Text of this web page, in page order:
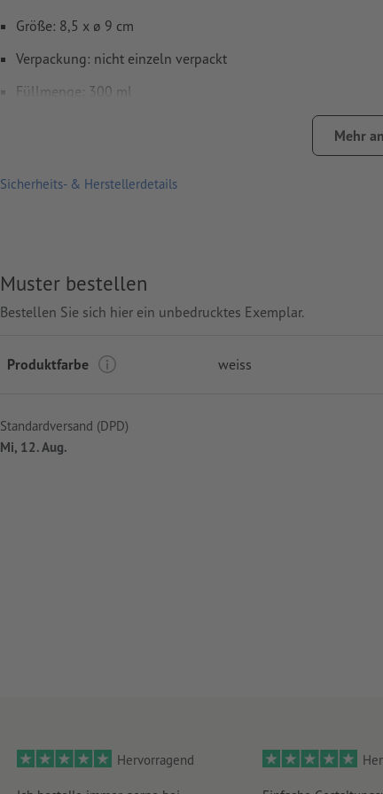
Größe: 8,5 x ø 9 cm
Verpackung: nicht einzeln verpackt
Füllmenge: 300 ml
Mehr
Sicherheits- & Herstellerdetails
Muster bestellen
Bestellen Sie sich hier ein unbedrucktes Exemplar.
Produktfarbe weiss
Standardversand (DPD)
Mi, 12. Aug.
Hervorragend